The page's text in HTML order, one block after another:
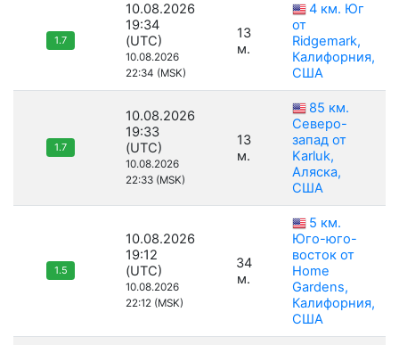
1.7
10.08.2026
19:34
(UTC)
10.08.2026
22:34 (MSK)
13
м.
4 км. Юг
от
Ridgemark,
Калифорния,
США
1.7
10.08.2026
19:33
(UTC)
10.08.2026
22:33 (MSK)
13
м.
85 км.
Северо-
запад от
Karluk,
Аляска,
США
1.5
10.08.2026
19:12
(UTC)
10.08.2026
22:12 (MSK)
34
м.
5 км.
Юго-юго-
восток от
Home
Gardens,
Калифорния,
США